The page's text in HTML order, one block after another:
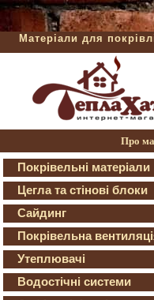
Матеріали для
Про
Покрівельні матеріали
Цегла та стінові блоки
Сайдинг
Покрівельна
Утеплювачі
Водостічні системи